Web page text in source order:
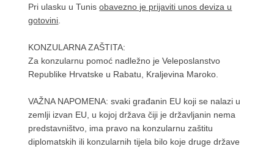
Pri ulasku u Tunisobavezno je prijaviti unos deviza u
gotovini
KONZULARNA ZAŠTITA:
Za konzularnu pomoć nadležno je Veleposlanstvo
Republike Hrvatske u Rabatu, Kraljevina Maroko.
VAŽNA NAPOMENA: svaki građanin EU koji se nalazi u
zemlji izvan EU, u kojoj država čiji je državljanin nema
predstavništvo, ima pravo na konzularnu zaštitu
diplomatskih ili konzularnih tijela bilo koje druge države